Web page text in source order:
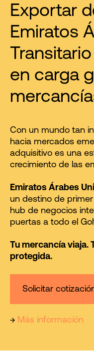
Exportar
Emiratos
en carga
Con un mundo tan
hacia mercados
adquisitivo es una
crecimiento de las
Emiratos Árabes
un destino de
hub de negocios
puertas a todo el
Tu mercancía viaja.
protegida.
Solicitar
→ Más información